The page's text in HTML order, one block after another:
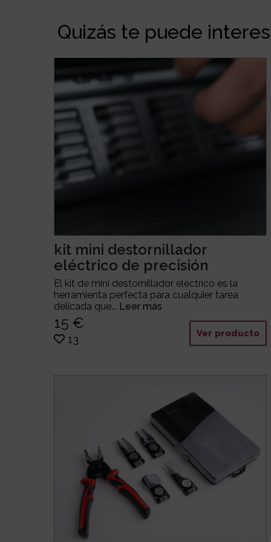
Quizás te puede
kit mini destornillador
eléctrico de precisión
El kit de mini destornillador eléctrico es la
herramienta perfecta para cualquier tarea
delicada que... Leer más
15 €
13 Ver producto